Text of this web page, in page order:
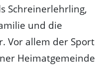
Schreinerlehrling,
und die
Vor allem der Sport
Heimatgemeinde